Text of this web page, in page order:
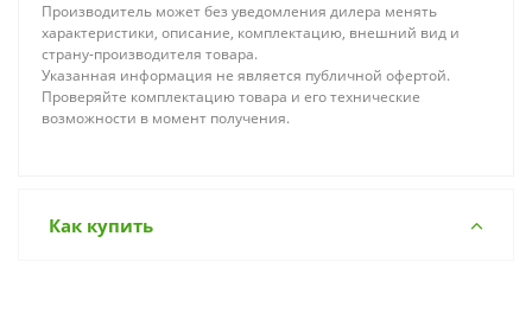
Производитель может без уведомления дилера менять
характеристики, описание, комплектацию, внешний вид и
страну-производителя товара.
Указанная информация не является публичной офертой.
Проверяйте комплектацию товара и его технические
возможности в момент получения.
Как купить